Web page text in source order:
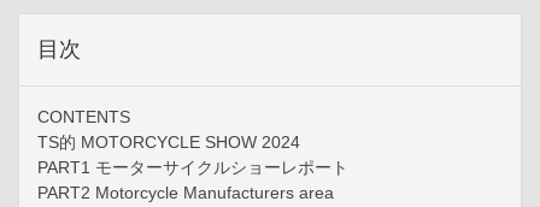
目次
CONTENTS
TS的 MOTORCYCLE SHOW 2024
PART1 モーターサイクルショーレポート
PART2 Motorcycle Manufacturers area